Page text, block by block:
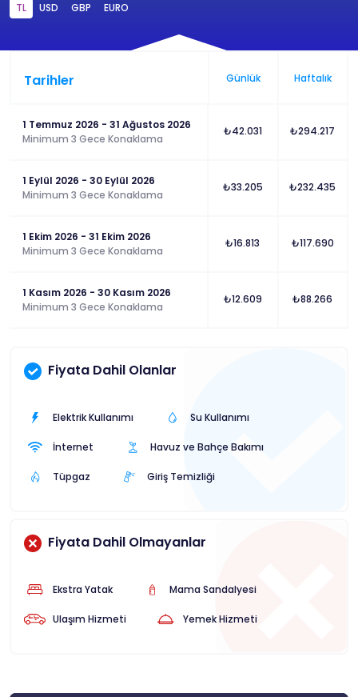
TL USD GBP EURO
Tarihler Günlük Haftalık
1 Temmuz 2026 - 31 Ağustos 2026
Minimum 3 Gece Konaklama
₺42.031 ₺294.217
1 Eylül 2026 - 30 Eylül 2026
Minimum 3 Gece Konaklama
₺33.205 ₺232.435
1 Ekim 2026 - 31 Ekim 2026
Minimum 3 Gece Konaklama
₺16.813 ₺117.690
1 Kasım 2026 - 30 Kasım 2026
Minimum 3 Gece Konaklama
₺12.609 ₺88.266
Fiyata Dahil Olanlar
Elektrik Kullanımı Su Kullanımı
İnternet Havuz ve Bahçe Bakımı
Tüpgaz Giriş Temizliği
Fiyata Dahil Olmayanlar
Ekstra Yatak Mama Sandalyesi
Ulaşım Hizmeti Yemek Hizmeti